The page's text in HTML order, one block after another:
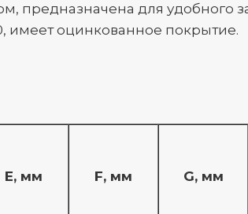
предназначена для удобного
имеет оцинкованное покрытие.
E, мм F, мм G, мм